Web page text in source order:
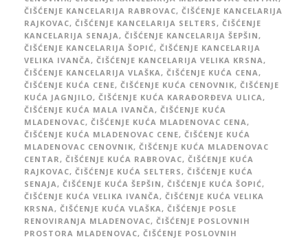
ČIŠĆENJE KANCELARIJA RABROVAC, ČIŠĆENJE KANCELARIJA
RAJKOVAC, ČIŠĆENJE KANCELARIJA SELTERS , ČIŠĆENJE
KANCELARIJA SENAJA , ČIŠĆENJE KANCELARIJA ŠEPŠIN ,
ČIŠĆENJE KANCELARIJA ŠOPIĆ, ČIŠĆENJE KANCELARIJA
VELIKA IVANČA , ČIŠĆENJE KANCELARIJA VELIKA KRSNA ,
ČIŠĆENJE KANCELARIJA VLAŠKA , ČIŠĆENJE KUĆA CENA ,
ČIŠĆENJE KUĆA CENE, ČIŠĆENJE KUĆA CENOVNIK, ČIŠĆENJE
KUĆA JAGNJILO, ČIŠĆENJE KUĆA KARAĐORĐEVA ULICA ,
ČIŠĆENJE KUĆA MALA IVANČA , ČIŠĆENJE KUĆA
MLADENOVAC, ČIŠĆENJE KUĆA MLADENOVAC CENA ,
ČIŠĆENJE KUĆA MLADENOVAC CENE, ČIŠĆENJE KUĆA
MLADENOVAC CENOVNIK, ČIŠĆENJE KUĆA MLADENOVAC
CENTAR , ČIŠĆENJE KUĆA RABROVAC, ČIŠĆENJE KUĆA
RAJKOVAC, ČIŠĆENJE KUĆA SELTERS , ČIŠĆENJE KUĆA
SENAJA , ČIŠĆENJE KUĆA ŠEPŠIN , ČIŠĆENJE KUĆA ŠOPIĆ,
ČIŠĆENJE KUĆA VELIKA IVANČA , ČIŠĆENJE KUĆA VELIKA
KRSNA , ČIŠĆENJE KUĆA VLAŠKA , ČIŠĆENJE POSLE
RENOVIRANJA MLADENOVAC, ČIŠĆENJE POSLOVNIH
PROSTORA MLADENOVAC, ČIŠĆENJE POSLOVNIH